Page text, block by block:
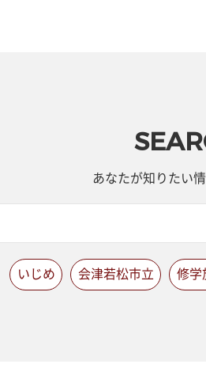
あなたが知りたい
いじめ 会津若松市立 修学